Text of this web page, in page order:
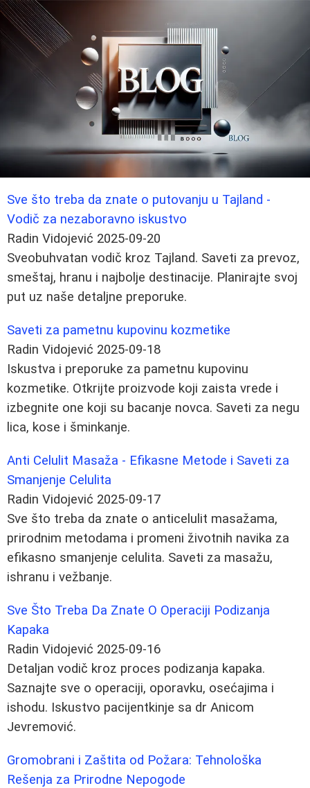
Sve što treba da znate o putovanju u Tajland -
Vodič za nezaboravno iskustvo
Radin Vidojević 2025-09-20
Sveobuhvatan vodič kroz Tajland. Saveti za prevoz,
smeštaj, hranu i najbolje destinacije. Planirajte svoj
put uz naše detaljne preporuke.
Saveti za pametnu kupovinu kozmetike
Radin Vidojević 2025-09-18
Iskustva i preporuke za pametnu kupovinu
kozmetike. Otkrijte proizvode koji zaista vrede i
izbegnite one koji su bacanje novca. Saveti za negu
lica, kose i šminkanje.
Anti Celulit Masaža - Efikasne Metode i Saveti za
Smanjenje Celulita
Radin Vidojević 2025-09-17
Sve što treba da znate o anticelulit masažama,
prirodnim metodama i promeni životnih navika za
efikasno smanjenje celulita. Saveti za masažu,
ishranu i vežbanje.
Sve Što Treba Da Znate O Operaciji Podizanja
Kapaka
Radin Vidojević 2025-09-16
Detaljan vodič kroz proces podizanja kapaka.
Saznajte sve o operaciji, oporavku, osećajima i
ishodu. Iskustvo pacijentkinje sa dr Anicom
Jevremović.
Gromobrani i Zaštita od Požara: Tehnološka
Rešenja za Prirodne Nepogode